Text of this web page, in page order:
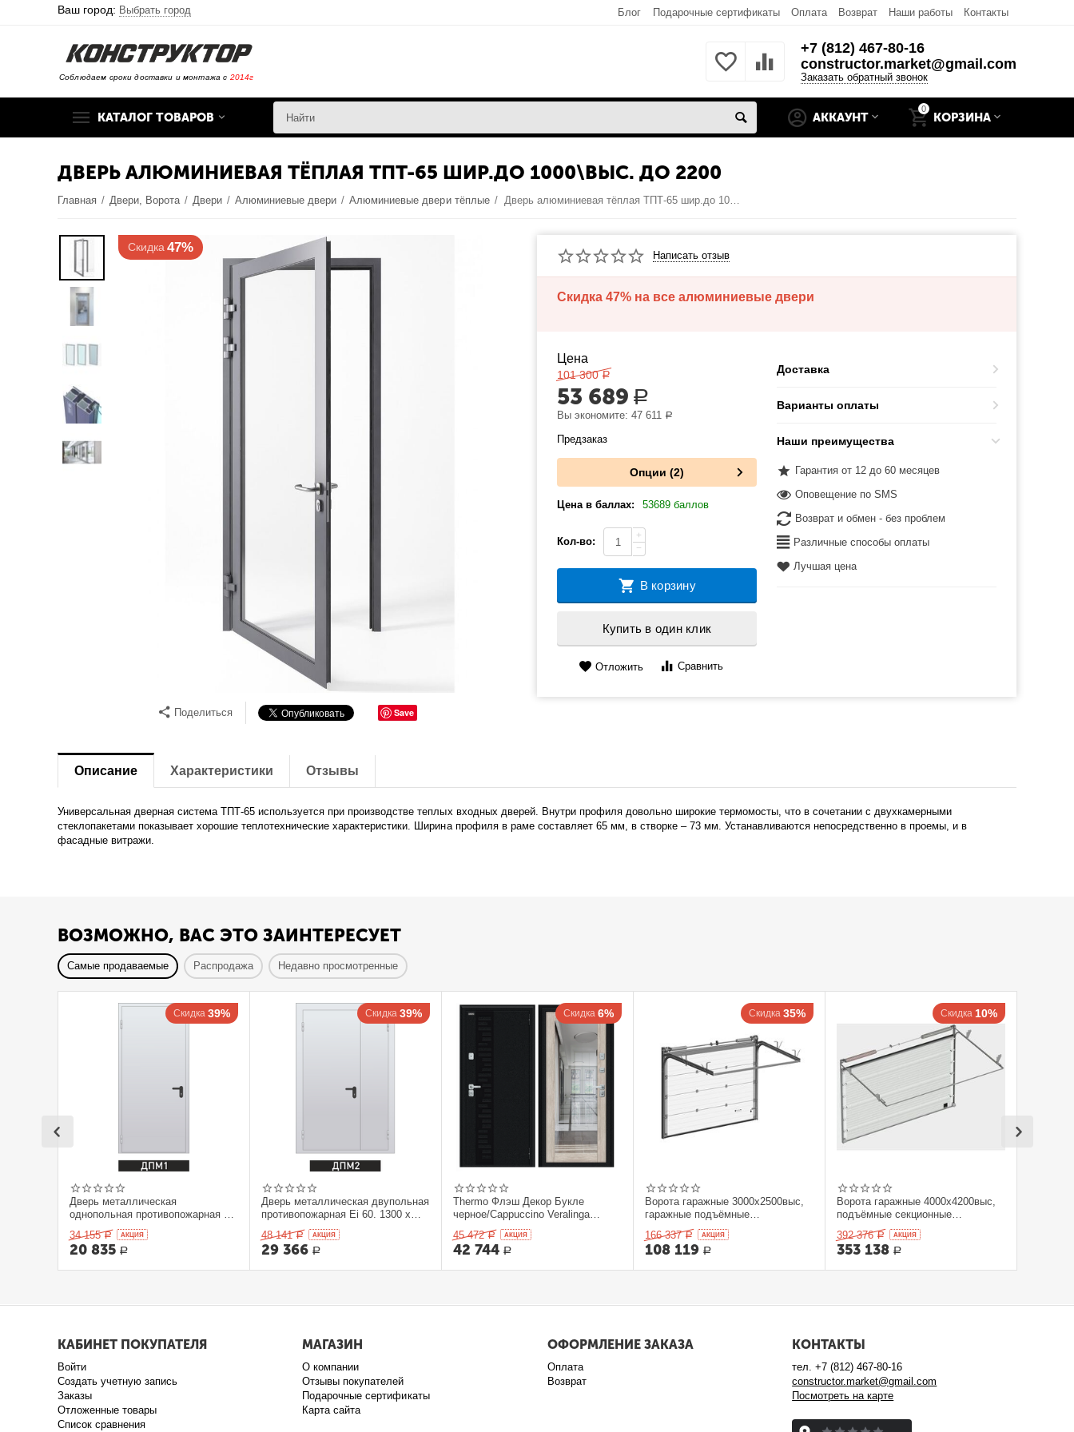
Ваш город: Выбрать город Блог Подарочные сертификаты Оплата Возврат Наши работы Контакты
Соблюдаем сроки доставки и монтажа с 2014г
+7 (812) 467-80-16
constructor.market@gmail.com
Заказать обратный звонок
КАТАЛОГ ТОВАРОВ
0
КОРЗИНА
АККАУНТ
ДВЕРЬ АЛЮМИНИЕВАЯ ТЁПЛАЯ ТПТ-65 ШИР.ДО 1000\ВЫС. ДО 2200
Главная / Двери, Ворота / Двери / Алюминиевые двери / Алюминиевые двери тёплые / Дверь алюминиевая тёплая ТПТ-65 шир.до 1000\выс. до 2200
Скидка 47%
Поделиться Save
Написать отзыв
Скидка 47% на все алюминиевые двери
Цена
101 300 Р
53 689 Р
Вы экономите:47 611 Р
Предзаказ
Опции (2)
Цена в баллах: 53689 баллов
Кол-во:
+
−
В корзину
Купить в один клик
Отложить Сравнить
Доставка
Варианты оплаты
Наши преимущества
Гарантия от 12 до 60 месяцев
Оповещение по SMS
Возврат и обмен - без проблем
Различные способы оплаты
Лучшая цена
Описание Характеристики Отзывы
Универсальная дверная система ТПТ-65 используется при производстве теплых входных дверей. Внутри профиля довольно широкие термомосты, что в сочетании с двухкамерными
стеклопакетами показывает хорошие теплотехнические характеристики. Ширина профиля в раме составляет 65 мм, в створке – 73 мм. Устанавливаются непосредственно в проемы, и в
фасадные витражи.
ВОЗМОЖНО, ВАС ЭТО ЗАИНТЕРЕСУЕТ
Самые продаваемые Распродажа Недавно просмотренные
Скидка 39%
Дверь металлическая
однопольная противопожарная Ei
60. 900 x 2100 выс.
34 155 Р AКЦИЯ
20 835 Р
Скидка 39%
Дверь металлическая двупольная
противопожарная Ei 60. 1300 x
2100 выс.
48 141 Р AКЦИЯ
29 366 Р
Скидка 6%
Thermo Флэш Декор Букле
черное/Cappuccino Veralinga
205*86 левое
45 472 Р AКЦИЯ
42 744 Р
Скидка 35%
Ворота гаражные 3000x2500выс,
гаражные подъёмные
секционныеDoorHan
166 337 Р AКЦИЯ
108 119 Р
Скидка 10%
Ворота гаражные 4000x4200выс,
подъёмные секционные
DOORHAN
392 376 Р AКЦИЯ
353 138 Р
КАБИНЕТ ПОКУПАТЕЛЯ
Войти
Создать учетную запись
Заказы
Отложенные товары
Список сравнения
МАГАЗИН
О компании
Отзывы покупателей
Подарочные сертификаты
Карта сайта
ОФОРМЛЕНИЕ ЗАКАЗА
Оплата
Возврат
КОНТАКТЫ
тел.+7 (812) 467-80-16
constructor.market@gmail.com
Посмотреть на карте